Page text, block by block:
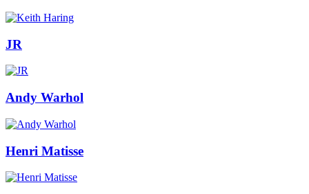
JR
Andy Warhol
Henri Matisse